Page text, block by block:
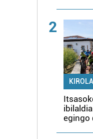
2
KIROLA
egingo